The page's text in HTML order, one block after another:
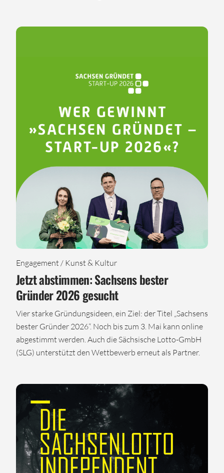
Engagement / Kunst & Kultur
Jetzt abstimmen: Sachsens bester
Gründer 2026 gesucht
Vier starke Gründungsideen, ein Ziel: der Titel „Sachsens
bester Gründer 2026“. Noch bis zum 3. Mai kann online
abgestimmt werden. Auch die Sächsische Lotto-GmbH
(SLG) unterstützt den Wettbewerb erneut als Partner.